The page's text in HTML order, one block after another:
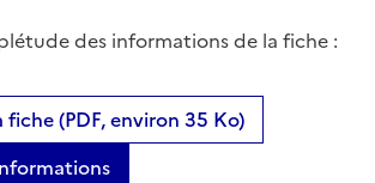
des informations de la fiche :
fiche (PDF, environ 35 Ko)